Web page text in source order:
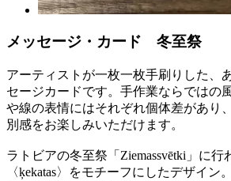
メッセージ・カード 冬至祭
アーティストが一枚一枚手刷りした、
セージカードです。手作業ならではの
や線の表情にはそれぞれ個体差があり
別感をお楽しみいただけます。
ラトビアの冬至祭「Ziemassvētki」に行
〈ķekatas〉をモチーフにしたデザイン